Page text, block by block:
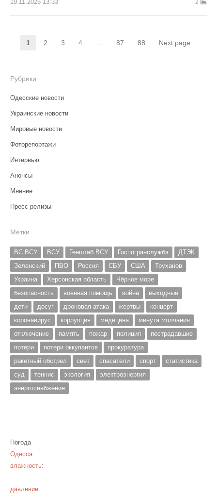
19.11.2025 13:33 2
Пагинация
Страница
1 Страница
2 Страница
3 Страница
4 Страница
87 Страница
88 Next page
Рубрики
Одесские новости
Украинские новости
Мировые новости
Фоторепортажи
Интервью
Анонсы
Мнение
Пресс-релизы
Метки
ВС ВСУ ВСУ Генштаб ВСУ Госпогранслужба
ДТЭК
Зеленский
ПВО Россия СБУ США
Труханов
Украина
Херсонская область
Чёрное море
безопасность
военная помощь война
выходные
дети
досуг дроновая атака жертвы
концерт
коронавирус
коррупция медицина
минута молчания
отключение
память пожар полиция
пострадавшие
потери
потери оккупантов
прокуратура
ракетный обстрел
свет спасатели спорт
статистика
суд
теннис экология
электроэнергия
энергоснабжение
Погода
Одесса
влажность:
давление: